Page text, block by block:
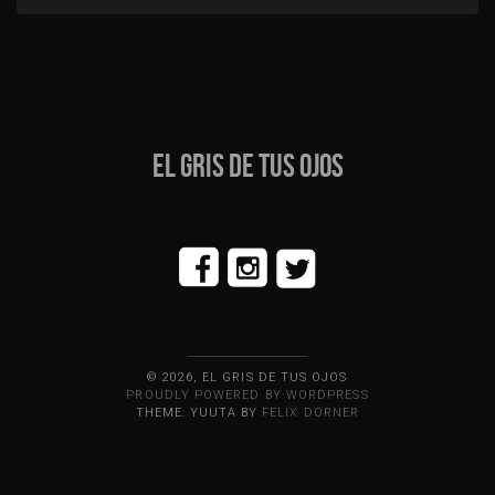
EL GRIS DE TUS OJOS
© 2026, EL GRIS DE TUS OJOS
PROUDLY POWERED BY WORDPRESS
THEME: YUUTA BY FELIX DORNER